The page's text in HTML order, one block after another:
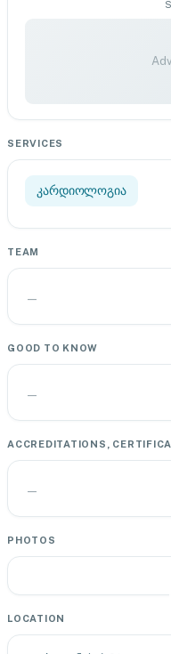
SERVICES
კარდიოლოგია
TEAM
—
GOOD TO KNOW
—
ACCREDITATIONS,
—
PHOTOS
LOCATION